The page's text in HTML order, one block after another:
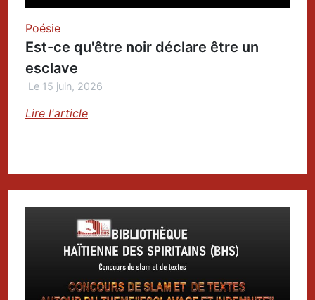
Poésie
Est-ce qu'être noir déclare être un
esclave
Le 15 juin, 2026
Lire l'article